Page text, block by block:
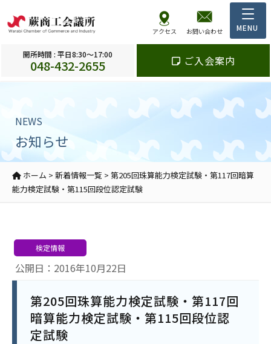
アクセス お問い合わせ
開所時間 : 平日8:30～17:00
048-432-2655 ご入会案内
NEWS
お知らせ
ホーム > 新着情報一覧 > 第205回珠算能力検定試験・第117回暗算
能力検定試験・第115回段位認定試験
公開日：2016年10月22日
検定情報
第205回珠算能力検定試験・第117回
暗算能力検定試験・第115回段位認
定試験